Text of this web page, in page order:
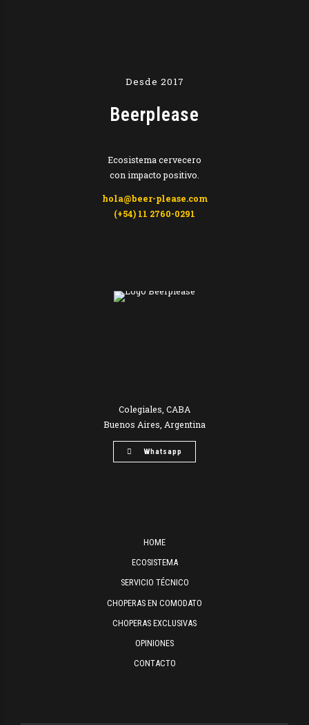
Desde 2017
Beerplease
Ecosistema cervecero
con impacto positivo.
hola@beer-please.com
(+54) 11 2760-0291
Colegiales, CABA
Buenos Aires, Argentina
Whatsapp
HOME
ECOSISTEMA
SERVICIO TÉCNICO
CHOPERAS EN COMODATO
CHOPERAS EXCLUSIVAS
OPINIONES
CONTACTO